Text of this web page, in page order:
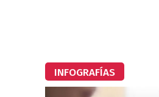
INFOGRAFÍAS